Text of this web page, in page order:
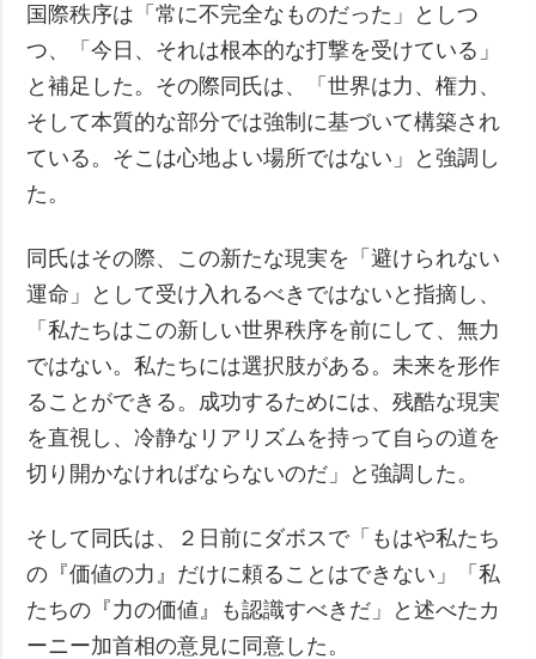
国際秩序は「常に不完全なものだった」としつ
つ、「今日、それは根本的な打撃を受けている」
と補足した。その際同氏は、「世界は力、権力、
そして本質的な部分では強制に基づいて構築され
ている。そこは心地よい場所ではない」と強調し
た。
同氏はその際、この新たな現実を「避けられない
運命」として受け入れるべきではないと指摘し、
「私たちはこの新しい世界秩序を前にして、無力
ではない。私たちには選択肢がある。未来を形作
ることができる。成功するためには、残酷な現実
を直視し、冷静なリアリズムを持って自らの道を
切り開かなければならないのだ」と強調した。
そして同氏は、２日前にダボスで「もはや私たち
の『価値の力』だけに頼ることはできない」「私
たちの『力の価値』も認識すべきだ」と述べたカ
ーニー加首相の意見に同意した。